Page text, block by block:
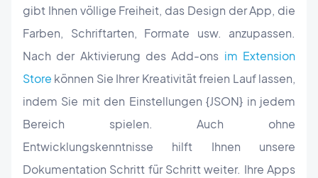
gibt Ihnen völlige Freiheit, das Design der App, die
Farben, Schriftarten, Formate usw. anzupassen.
Nach der Aktivierung des Add-ons im Extension
Store können Sie Ihrer Kreativität freien Lauf lassen,
indem Sie mit den Einstellungen {JSON} in jedem
Bereich spielen. Auch ohne
Entwicklungskenntnisse hilft Ihnen unsere
Dokumentation Schritt für Schritt weiter. Ihre Apps